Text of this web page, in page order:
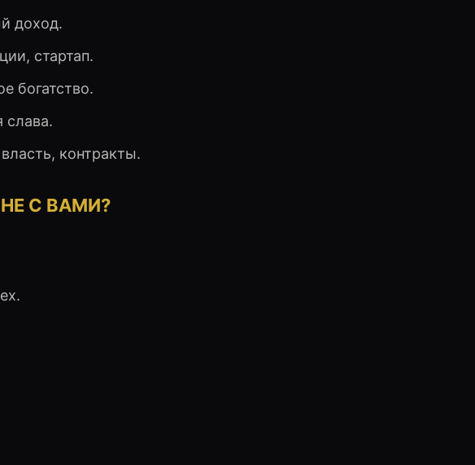
доход.
стартап.
богатство.
слава.
контракты.
С ВАМИ?